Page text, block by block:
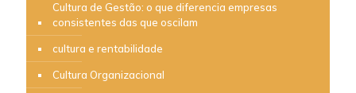
Cultura de Gestão: o que diferencia empresas
consistentes das que oscilam
cultura e rentabilidade
Cultura Organizacional